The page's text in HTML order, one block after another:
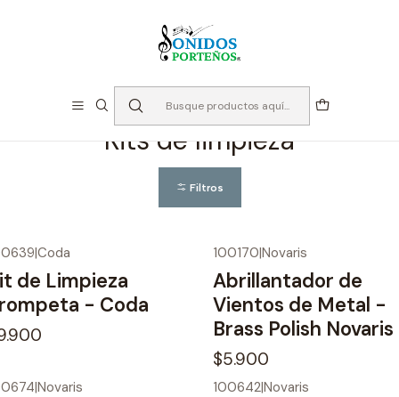
Instrumento de Viento
Accesorios Bronces
Kits de limpieza
Filtros
|Coda
de Limpieza
- Coda
100170|Novaris
Abrillantador de
Vientos de Metal -
Brass Polish Novaris
$5.900
|Novaris 100642|Novaris